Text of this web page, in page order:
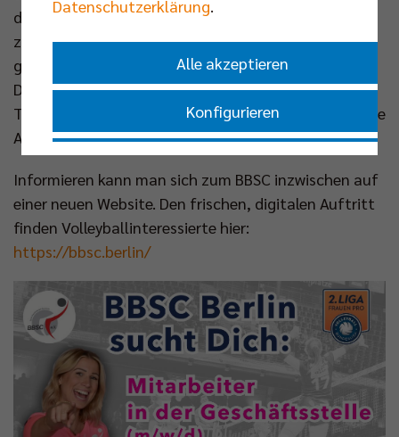
dieser Saison aus der ersten Mannschaft
zurückzieht, also die Chance noch einen Platz
gutzumachen. Zum Abschluss wartet auf die BBSC-
Damen zwei Wochen später ein Auswärtsspiel beim
Tabellenvorletzten Allbau Volleys Essen, wo eine gute
Aussicht auf Punkte besteht.
Informieren kann man sich zum BBSC inzwischen auf
einer neuen Website. Den frischen, digitalen Auftritt
finden Volleyballinteressierte hier:
https://bbsc.berlin/
Datenschutzerklärung.
Alle akzeptieren
Konfigurieren
Nur essenzielle Cookies akzeptieren
Impressum| Datenschutzerklärung